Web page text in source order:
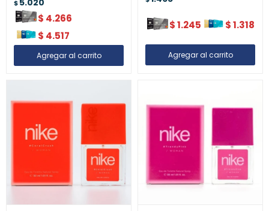
$5.020
$ 4.266
$ 4.517
$1.245 $1.318